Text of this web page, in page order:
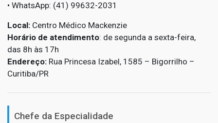
• WhatsApp: (41) 99632-2031
Local: Centro Médico Mackenzie
Horário de atendimento: de segunda a sexta-feira,
das 8h às 17h
Endereço: Rua Princesa Izabel, 1585 – Bigorrilho –
Curitiba/PR
Chefe da Especialidade